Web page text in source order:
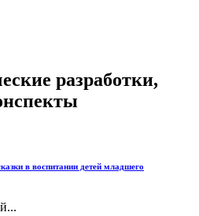
разработки,
в воспитании детей младшего